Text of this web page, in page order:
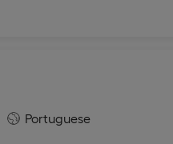
Portuguese